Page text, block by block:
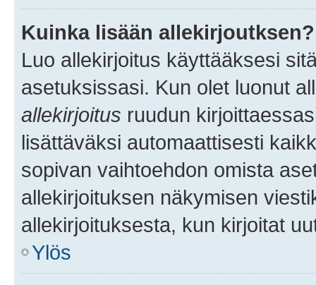
Kuinka lisään allekirjoutksen?
Luo allekirjoitus käyttääksesi
asetuksissasi. Kun olet luonut
allekirjoitus ruudun
lisättäväksi automaattisesti
sopivan vaihtoehdon omista
allekirjoituksen näkymisen
allekirjoituksesta, kun kirjoitat
Ylös